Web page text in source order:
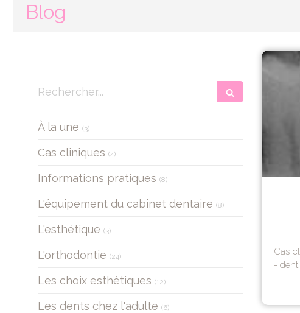
Blog
Cas
-
Rechercher
À la une (3)
Cas cliniques (4)
Informations pratiques (8)
L'équipement du cabinet dentaire (8)
L'esthétique (3)
L'orthodontie (24)
Les choix esthétiques (12)
Les dents chez l'adulte (6)